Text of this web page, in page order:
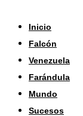
Inicio
Falcón
Venezuela
Farándula
Mundo
Sucesos